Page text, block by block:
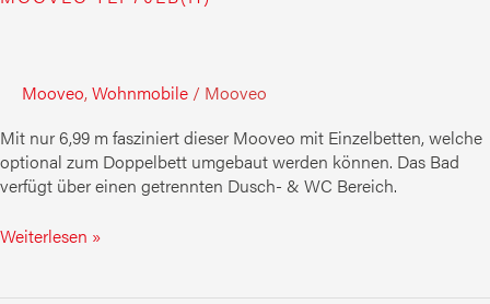
Mooveo,Wohnmobile / Mooveo
Mit nur 6,99 m fasziniert dieser Mooveo mit Einzelbetten, welche
optional zum Doppelbett umgebaut werden können. Das Bad
verfügt über einen getrennten Dusch- & WC Bereich.
Weiterlesen »